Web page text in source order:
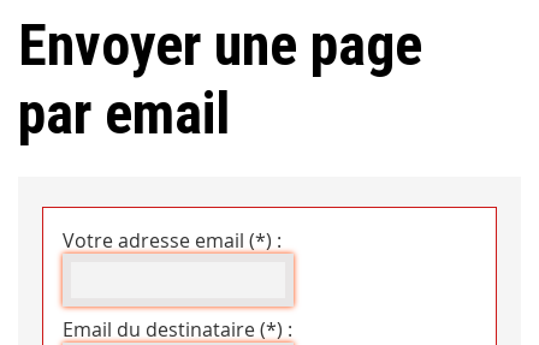
Envoyer une page
par email
Votre adresse email (*) :
Email du destinataire (*) :